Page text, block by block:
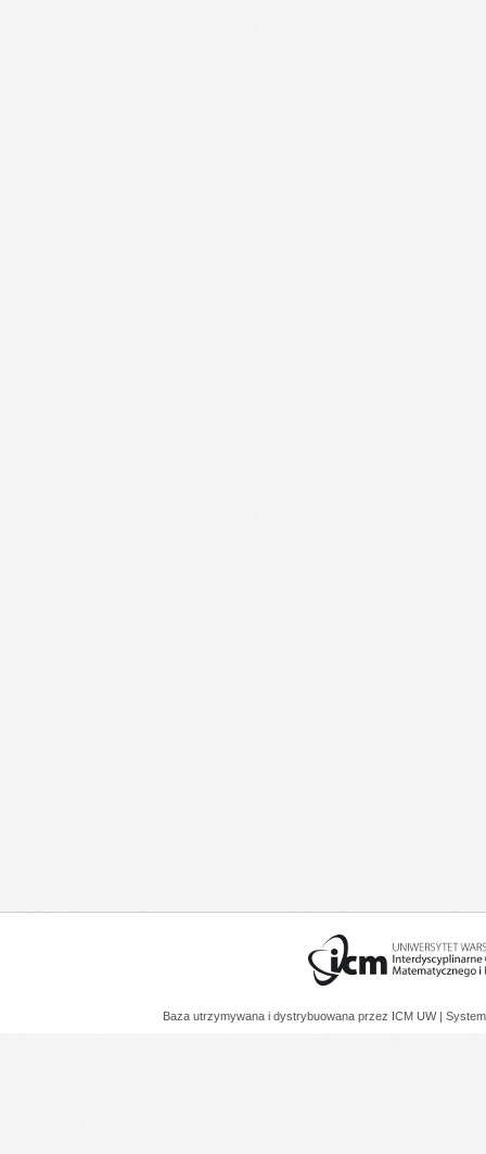
Baza utrzymywana i dystrybuowana przez ICM UW |